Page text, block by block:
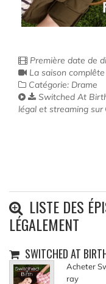
Première date de
La saison
Catégorie: Drame
Switched At
légal et streaming sur
LISTE DES
LÉGALEMENT
SWITCHED AT
Acheter
ray